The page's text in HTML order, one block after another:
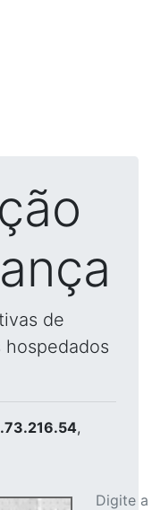
de
hospedados
,
Digite